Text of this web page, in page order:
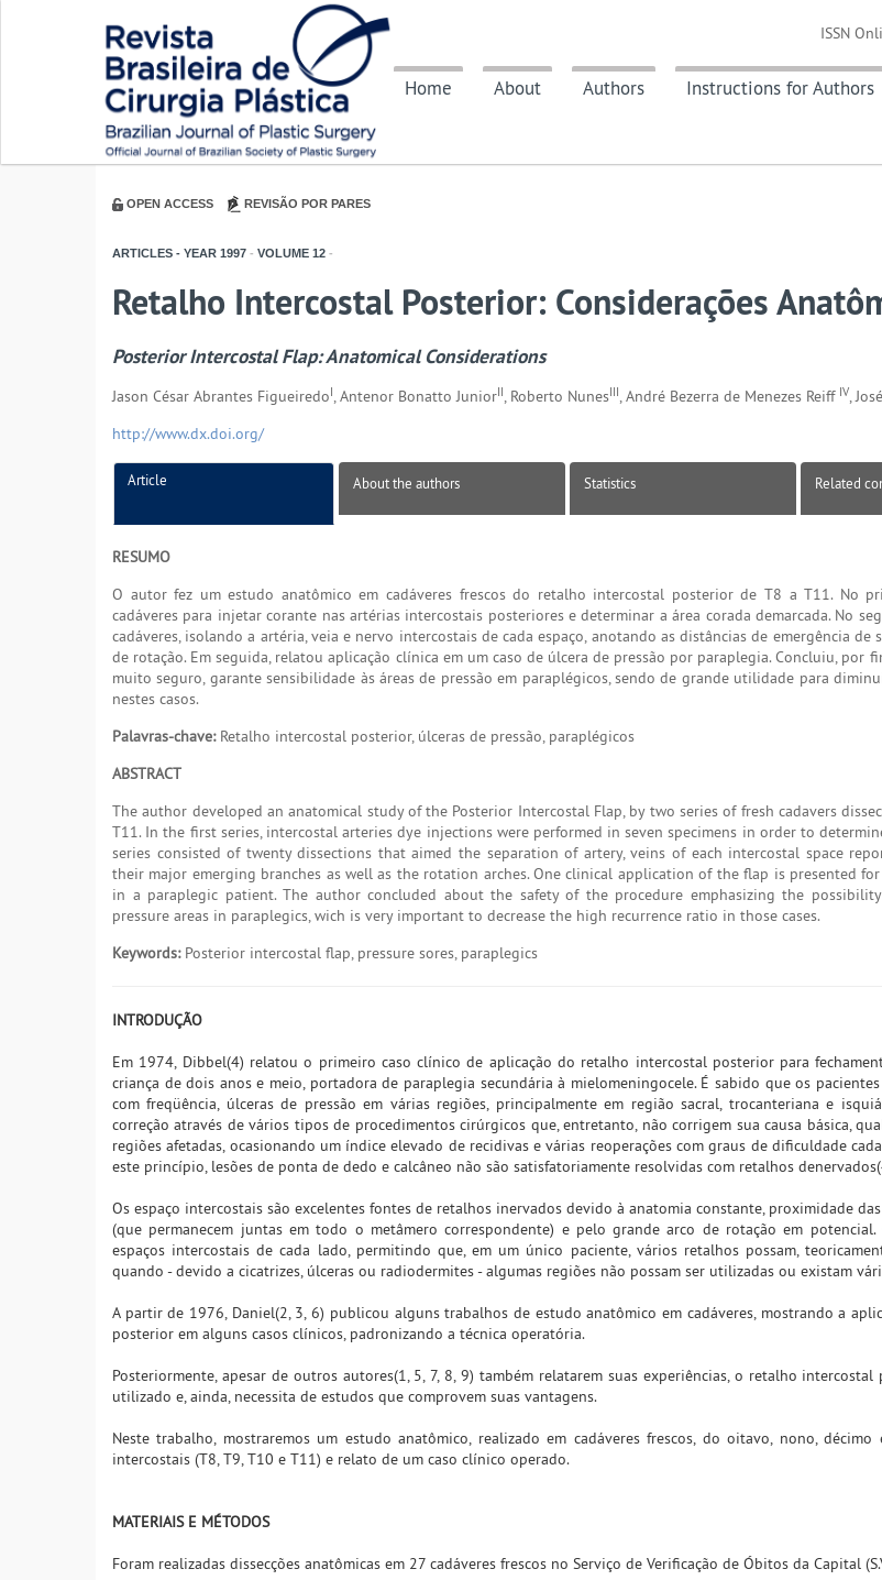
Home About Authors Instructions for Authors
ISSN
OPEN ACCESS REVISÃO POR PARES
ARTICLES - YEAR 1997 - VOLUME 12 -
Retalho Intercostal Posterior: Considerações
Posterior Intercostal Flap: Anatomical Considerations
Jason César Abrantes FigueiredoI, Antenor Bonatto JuniorII, Roberto NunesIII, André Bezerra de Menezes Reiff IV,
http://www.dx.doi.org/
Article About the authors Statistics Related
RESUMO
O autor fez um estudo anatômico em cadáveres frescos do retalho intercostal posterior de T8 a T11. No
cadáveres para injetar corante nas artérias intercostais posteriores e determinar a área corada demarcada. No
cadáveres, isolando a artéria, veia e nervo intercostais de cada espaço, anotando as distâncias de emergência de
de rotação. Em seguida, relatou aplicação clínica em um caso de úlcera de pressão por paraplegia. Concluiu, por
muito seguro, garante sensibilidade às áreas de pressão em paraplégicos, sendo de grande utilidade para
nestes casos.
Palavras-chave:Retalho intercostal posterior, úlceras de pressão, paraplégicos
ABSTRACT
The author developed an anatomical study of the Posterior Intercostal Flap, by two series of fresh cadavers
T11. In the first series, intercostal arteries dye injections were performed in seven specimens in order to
series consisted of twenty dissections that aimed the separation of artery, veins of each intercostal space
their major emerging branches as well as the rotation arches. One clinical application of the flap is presented
in a paraplegic patient. The author concluded about the safety of the procedure emphasizing the
pressure areas in paraplegics, wich is very important to decrease the high recurrence ratio in those cases.
Keywords:Posterior intercostal flap, pressure sores, paraplegics
INTRODUÇÃO
Em 1974, Dibbel(4) relatou o primeiro caso clínico de aplicação do retalho intercostal posterior para
criança de dois anos e meio, portadora de paraplegia secundária à mielomeningocele. É sabido que os
com freqüência, úlceras de pressão em várias regiões, principalmente em região sacral, trocanteriana e
correção através de vários tipos de procedimentos cirúrgicos que, entretanto, não corrigem sua causa básica,
regiões afetadas, ocasionando um índice elevado de recidivas e várias reoperações com graus de dificuldade
este princípio, lesões de ponta de dedo e calcâneo não são satisfatoriamente resolvidas com retalhos
Os espaço intercostais são excelentes fontes de retalhos inervados devido à anatomia constante, proximidade
(que permanecem juntas em todo o metâmero correspondente) e pelo grande arco de rotação em
espaços intercostais de cada lado, permitindo que, em um único paciente, vários retalhos possam,
quando - devido a cicatrizes, úlceras ou radiodermites - algumas regiões não possam ser utilizadas ou existam
A partir de 1976, Daniel(2, 3, 6) publicou alguns trabalhos de estudo anatômico em cadáveres, mostrando a
posterior em alguns casos clínicos, padronizando a técnica operatória.
Posteriormente, apesar de outros autores(1, 5, 7, 8, 9) também relatarem suas experiências, o retalho
utilizado e, ainda, necessita de estudos que comprovem suas vantagens.
Neste trabalho, mostraremos um estudo anatômico, realizado em cadáveres frescos, do oitavo, nono,
intercostais (T8, T9, T10 e T11) e relato de um caso clínico operado.
MATERIAIS E MÉTODOS
Foram realizadas dissecções anatômicas em 27 cadáveres frescos no Serviço de Verificação de Óbitos da Capital